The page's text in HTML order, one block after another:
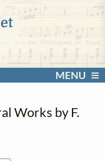
MENU
Works by F.